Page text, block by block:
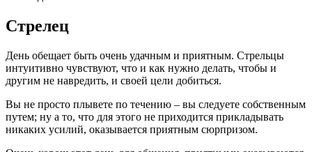
Стрелец
День обещает быть очень удачным и приятным. Стрельцы
интуитивно чувствуют, что и как нужно делать, чтобы и
другим не навредить, и своей цели добиться.
Вы не просто плывете по течению – вы следуете собственным
путем; ну а то, что для этого не приходится прикладывать
никаких усилий, оказывается приятным сюрпризом.